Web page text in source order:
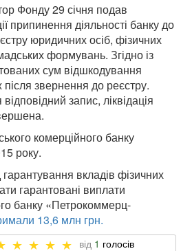
Фонду 29 січня подав
припинення діяльності банку до
юридичних осіб, фізичних
формувань. Згідно із
сум відшкодування
звернення до реєстру.
запис, ліквідація
комерційного банку
року.
вкладів фізичних
гарантовані виплати
банку «Петрокоммерц-
13,6 млн грн.
1